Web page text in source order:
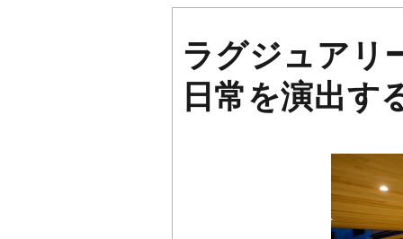
ラグジュアリ
日常を演出す